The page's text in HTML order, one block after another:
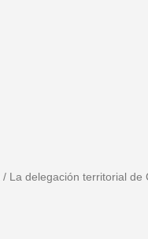
/ La delegación territorial de